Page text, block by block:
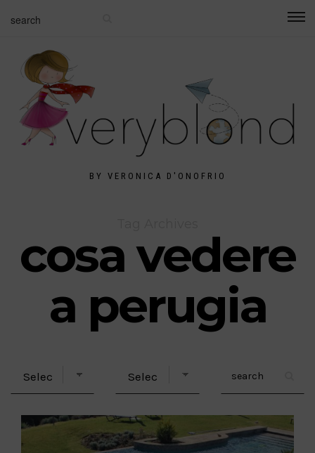
BY VERONICA D'ONOFRIO
cosa vedere
a perugia